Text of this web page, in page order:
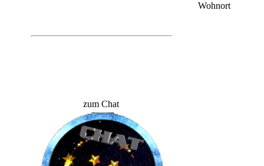
zum Chat
Wohnort